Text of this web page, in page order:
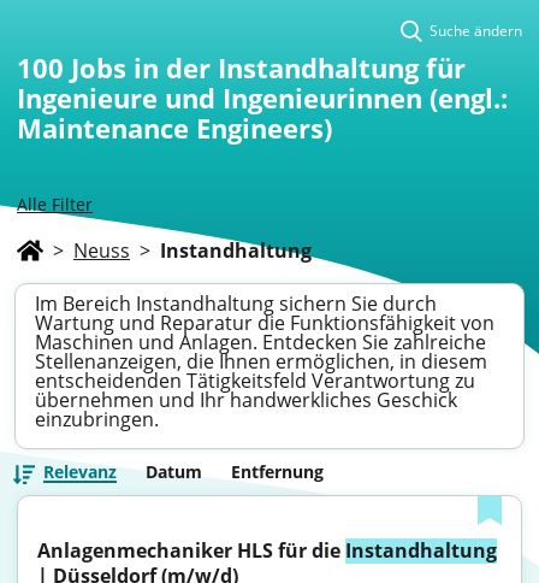
Alle Filter
Suche ändern
100 Jobs in der Instandhaltung für
Ingenieure und Ingenieurinnen (engl.:
Maintenance Engineers)
> Neuss > Instandhaltung
Im Bereich Instandhaltung sichern Sie durch
Wartung und Reparatur die Funktionsfähigkeit von
Maschinen und Anlagen. Entdecken Sie zahlreiche
Stellenanzeigen, die Ihnen ermöglichen, in diesem
entscheidenden Tätigkeitsfeld Verantwortung zu
übernehmen und Ihr handwerkliches Geschick
einzubringen.
Relevanz Datum Entfernung
Anlagenmechaniker HLS für die Instandhaltung
| Düsseldorf (m/w/d)